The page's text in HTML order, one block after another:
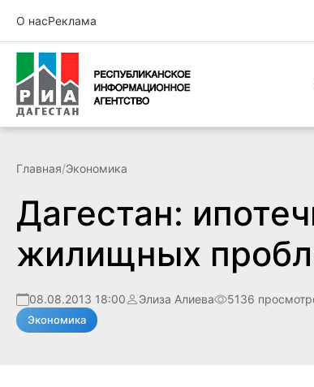
О насРеклама
Главная/Экономика
Дагестан:
жилищных
08.08.2013 18:00 Элиза Алиева 5136
Экономика